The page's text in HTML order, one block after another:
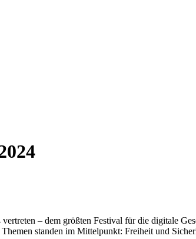
– dem größten Festival für die digitale
standen im Mittelpunkt: Freiheit und